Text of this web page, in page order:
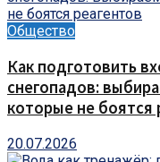
Общество
Как подготовить
снегопадов:
которые не боятся
20.07.2026